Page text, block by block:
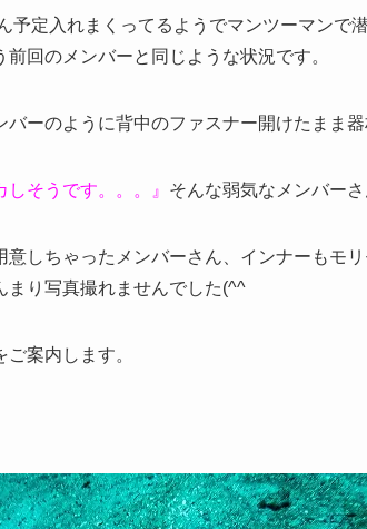
予定入れまくってるようでマンツーマンで
回のメンバーと同じような状況です。
ーのように背中のファスナー開けたまま
しそうです。。。』 そんな弱気なメンバー
しちゃったメンバーさん、インナーもモ
り写真撮れませんでした(^^ゞ
案内します。